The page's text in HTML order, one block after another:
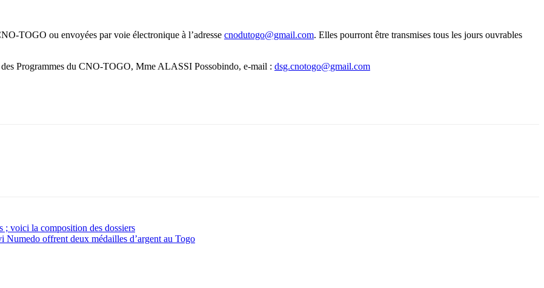
TOGO ou envoyées par voie électronique à l’adresse cnodutogo@gmail.com. Elles pourront être transmises tous les jours ouvrables
Programmes du CNO-TOGO, Mme ALASSI Possobindo, e-mail : dsg.cnotogo@gmail.com
; voici la composition des dossiers
offrent deux médailles d’argent au Togo